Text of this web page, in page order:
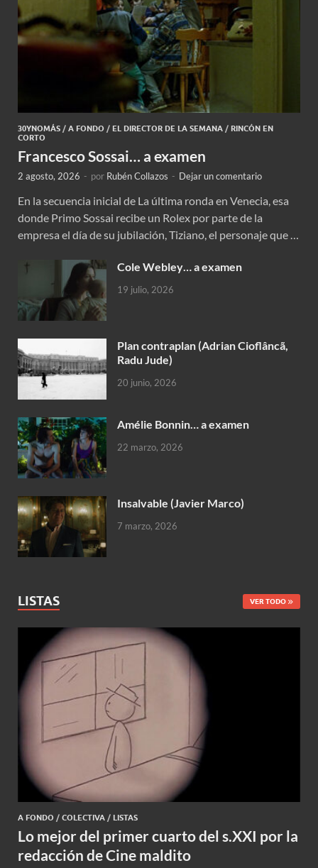
30YNOMÁS / A FONDO / EL DIRECTOR DE LA SEMANA / RINCÓN EN
CORTO
Francesco Sossai… a examen
2 agosto, 2026 - por Rubén Collazos - Dejar un comentario
En la secuencia inicial de La última ronda en Venecia, esa
donde Primo Sossai recibe un Rolex por parte de la
empresa el día de su jubilación, Tiziano, el personaje que …
Cole Webley… a examen
19 julio, 2026
Plan contraplan (Adrian Cioflâncã,
Radu Jude)
20 junio, 2026
Amélie Bonnin… a examen
22 marzo, 2026
Insalvable (Javier Marco)
7 marzo, 2026
LISTAS VER TODO
A FONDO / COLECTIVA / LISTAS
Lo mejor del primer cuarto del s.XXI por la
redacción de Cine maldito